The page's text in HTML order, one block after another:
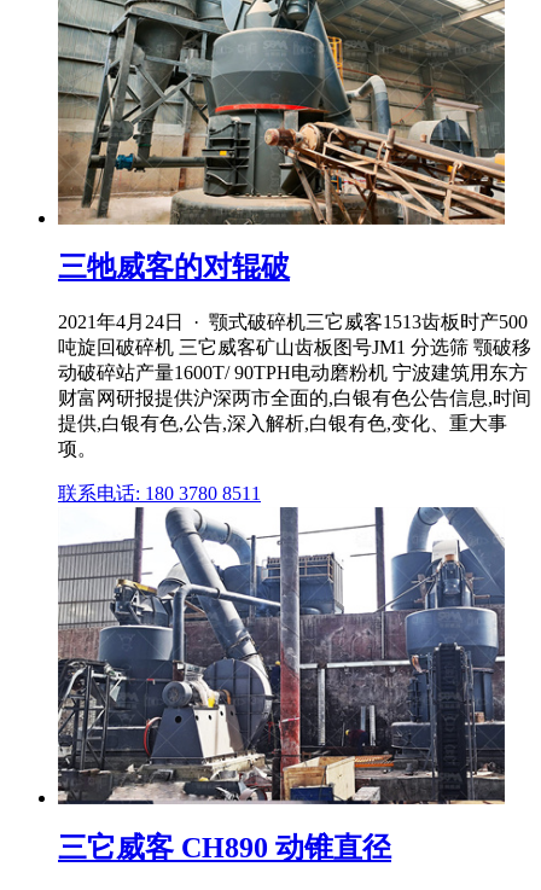
三牠威客的对辊破
2021年4月24日 · 颚式破碎机三它威客1513齿板时产500
吨旋回破碎机 三它威客矿山齿板图号JM1 分选筛 颚破移
动破碎站产量1600T/ 90TPH电动磨粉机 宁波建筑用东方
财富网研报提供沪深两市全面的,白银有色公告信息,时间
提供,白银有色,公告,深入解析,白银有色,变化、重大事
项。
联系电话: 180 3780 8511
三它威客 CH890 动锥直径